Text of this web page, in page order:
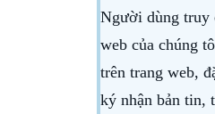
Người dùng truy
web của chúng
trên trang web,
ký nhận bản tin,